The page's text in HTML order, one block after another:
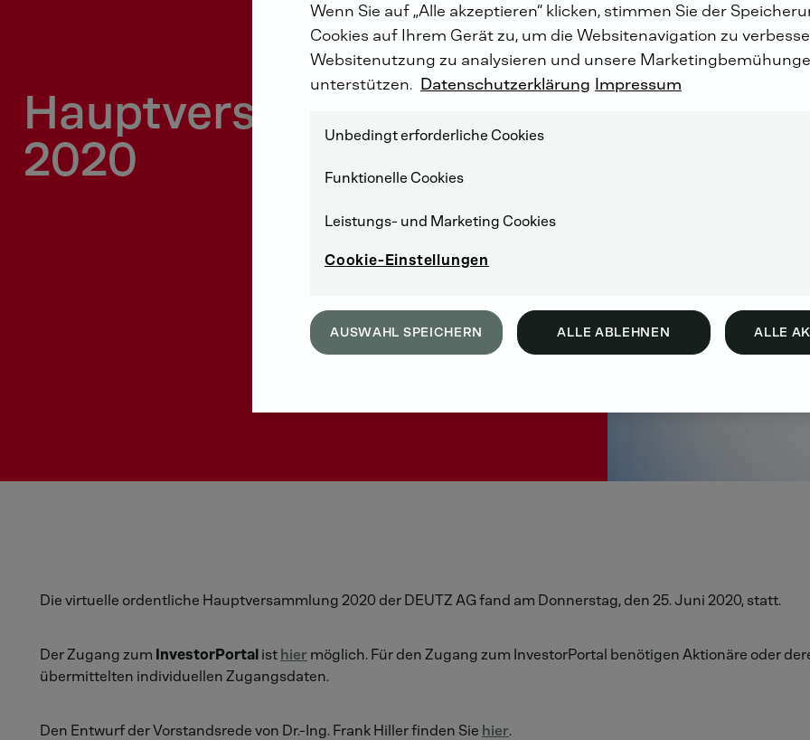
Hauptversammlung
2020
Die virtuelle ordentliche Hauptversammlung 2020 der DEUTZ AG fand am Donnerstag, den 25. Juni 2020, statt.
Der Zugang zum InvestorPortal ist hier möglich. Für den Zugang zum InvestorPortal benötigen Aktionäre oder
übermittelten individuellen Zugangsdaten.
Den Entwurf der Vorstandsrede von Dr.-Ing. Frank Hiller finden Sie hier.
Wenn Sie auf „Alle akzeptieren“ klicken, stimmen Sie der
Cookies auf Ihrem Gerät zu, um die Websitenavigation zu
Websitenutzung zu analysieren und unsere
unterstützen. Datenschutzerklärung Impressum
Unbedingt erforderliche Cookies
Funktionelle Cookies
Leistungs- und Marketing Cookies
Cookie-Einstellungen
AUSWAHL SPEICHERN ALLE ABLEHNEN ALLE